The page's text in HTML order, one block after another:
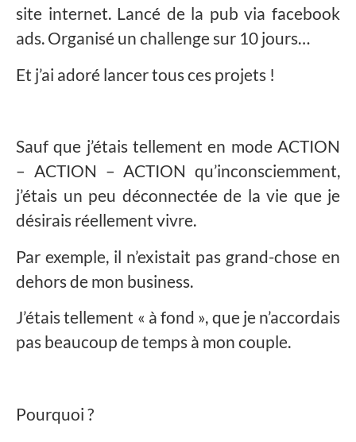
site internet. Lancé de la pub via facebook
ads. Organisé un challenge sur 10 jours…
Et j’ai adoré lancer tous ces projets !
Sauf que j’étais tellement en mode ACTION
– ACTION – ACTION qu’inconsciemment,
j’étais un peu déconnectée de la vie que je
désirais réellement vivre.
Par exemple, il n’existait pas grand-chose en
dehors de mon business.
J’étais tellement « à fond », que je n’accordais
pas beaucoup de temps à mon couple.
Pourquoi ?